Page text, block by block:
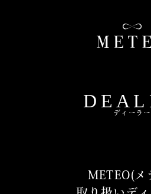
ディーラー
METEO(メ